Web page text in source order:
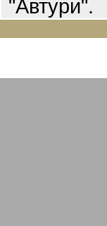
"Автури".